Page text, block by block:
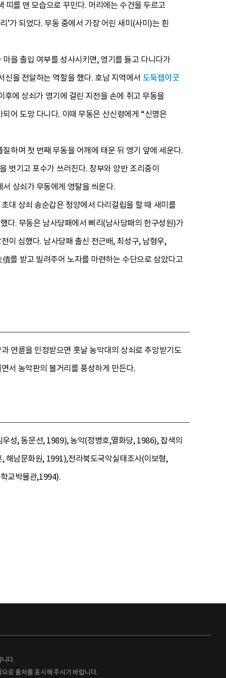
띠를 맨 모습으로 꾸민다. 머리에는 수건을 두르고
’가 되었다. 무동 중에서 가장 어린 새미(사미)는 흰
을 출입 여부를 성사시키면, 영기를 들고 다니다가
을 전달하는 역할을 했다. 호남 지역에서 도둑잽이굿
에 상쇠가 영기에 걸린 지전을 손에 쥐고 무동을
어 도망 다니다. 이때 무동은 산신령에게 “신명은
하며 첫 번째 무동을 어깨에 태운 뒤 영기 앞에 세운다.
벗기고 포수가 쓰러진다. 창부와 양반 조리중이
상쇠가 무동에게 영탈을 씌운다.
대 상쇠 송순갑은 청양에서 다리걸립을 할 때 새미를
다. 무동은 남사당패에서 삐리(남사당패의 한구성원)가
이 심했다. 남사당패 출신 전근배, 최성구, 남형우,
를 받고 빌려주어 노자를 마련하는 수단으로 삼았다고
연륜을 인정받으면 훗날 농악대의 상쇠로 추앙받기도
서 농악판의 볼거리를 풍성하게 만든다.
성, 동문선, 1989), 농악(정병호,열화당, 1986), 잡색의
해남문화원, 1991),전라북도국악실태조사(이보형,
교박물관,1994).
다.
으로 출처를 표시해 주시기 바랍니다.